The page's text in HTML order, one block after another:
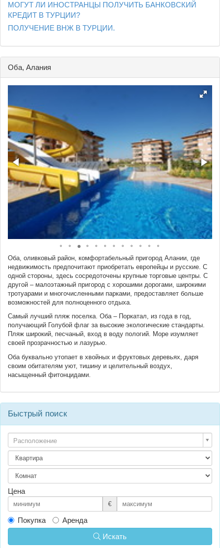
МОГУТ ЛИ ИНОСТРАНЦЫ ПОЛУЧИТЬ БАНКОВСКИЙ
КРЕДИТ В ТУРЦИИ?
ПОЛУЧЕНИЕ ВНЖ В ТУРЦИИ.
Оба, Алания
Оба, оливковый район, комфортабельный пригород Алании, где
недвижимость предпочитают приобретать европейцы и русские. С
одной стороны, здесь сосредоточены крупные торговые центры. С
другой – малоэтажный пригород с хорошими дорогами, широкими
тротуарами и многочисленными парками, предоставляет больше
возможностей для полноценного отдыха.
Самый лучший пляж поселка. Оба – Поркатал, из года в год,
получающий Голубой флаг за высокие экологические стандарты.
Пляж широкий, песчаный, вход в воду пологий. Море изумляет
своей прозрачностью и лазурью.
Оба буквально утопает в хвойных и фруктовых деревьях, даря
своим обитателям уют, тишину и целительный воздух,
насыщенный фитонцидами.
Быстрый поиск
Расположение
Цена
€
Покупка
Аренда
Искать